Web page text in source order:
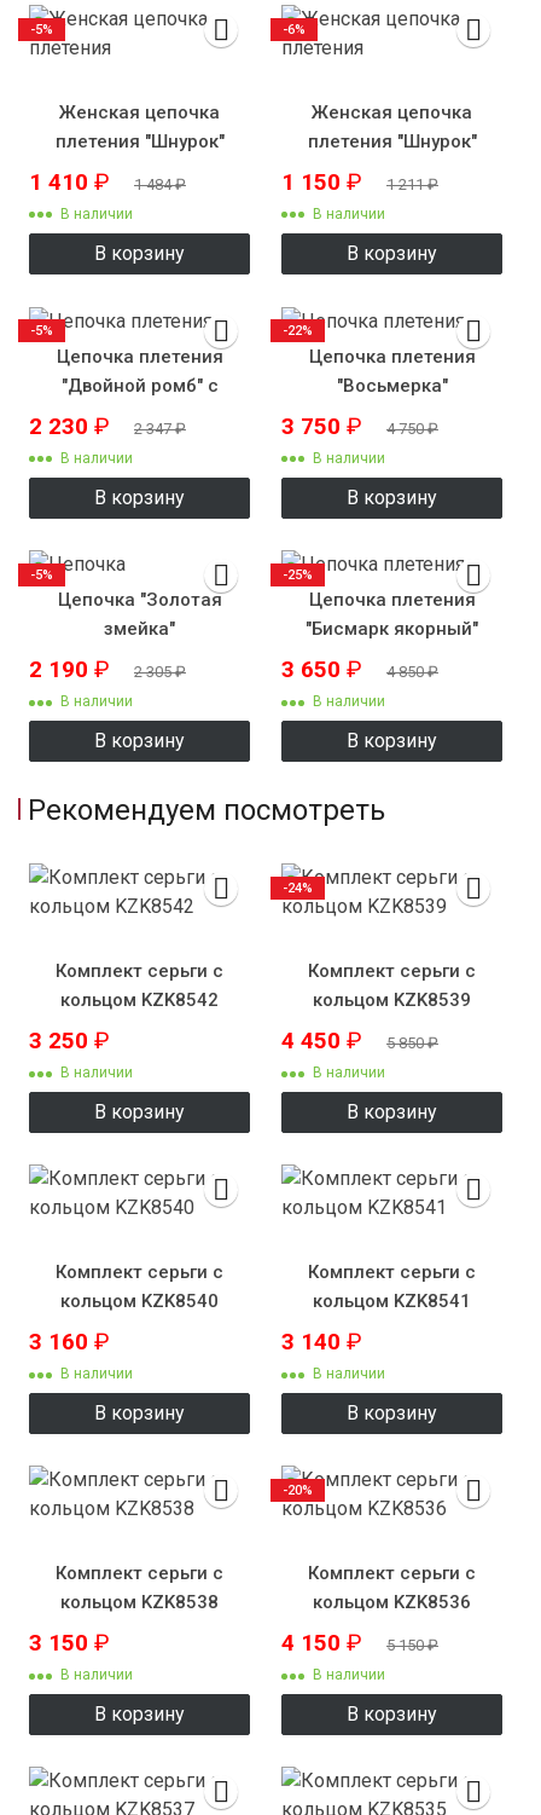
Женская цепочка
плетения "Шнурок"
плоский
1 410 ₽ 1 484₽
В наличии
В корзину
-5%
Женская цепочка
плетения "Шнурок"
крученый
1 150 ₽ 1 211₽
В наличии
В корзину
-6%
Цепочка плетения
"Двойной ромб" с
рисунком
2 230 ₽ 2 347₽
В наличии
В корзину
-5%
Цепочка плетения
"Восьмерка"
3 750 ₽ 4 750₽
В наличии
В корзину
-22%
Цепочка "Золотая
змейка"
2 190 ₽ 2 305₽
В наличии
В корзину
-5%
Цепочка плетения
"Бисмарк якорный"
3 650 ₽ 4 850₽
В наличии
В корзину
-25%
Рекомендуем посмотреть
Комплект серьги с
кольцом KZK8542
3 250 ₽
В наличии
В корзину
Комплект серьги с
кольцом KZK8539
4 450 ₽ 5 850₽
В наличии
В корзину
-24%
Комплект серьги с
кольцом KZK8540
3 160 ₽
В наличии
В корзину
Комплект серьги с
кольцом KZK8541
3 140 ₽
В наличии
В корзину
Комплект серьги с
кольцом KZK8538
3 150 ₽
В наличии
В корзину
Комплект серьги с
кольцом KZK8536
4 150 ₽ 5 150₽
В наличии
В корзину
-20%